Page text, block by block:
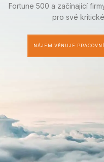
Fortune 500 a začínající
pro své
NÁJEM VĚNUJE